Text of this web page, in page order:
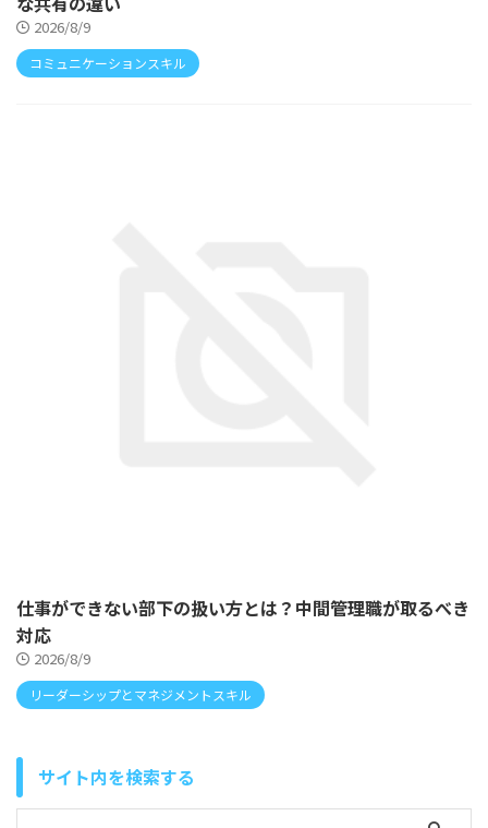
2026/8/9
コミュニケーションスキル
仕事ができない部下の扱い方とは？中間管理職が取るべき
対応
2026/8/9
リーダーシップとマネジメントスキル
サイト内を検索する